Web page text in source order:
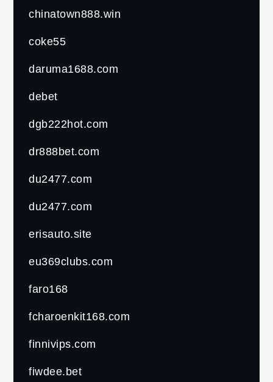
chinatown888.win
coke55
daruma1688.com
debet
dgb222hot.com
dr888bet.com
du2477.com
du2477.com
erisauto.site
eu369clubs.com
faro168
fcharoenkit168.com
finnivips.com
fiwdee.bet